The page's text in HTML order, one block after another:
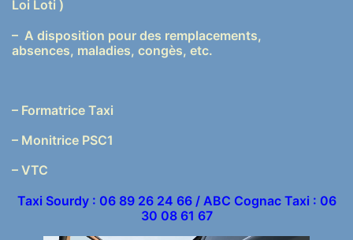
Loi Loti )
– A disposition pour des remplacements,
absences, maladies, congès, etc.
– Formatrice Taxi
– Monitrice PSC1
– VTC
Taxi Sourdy : 06 89 26 24 66 / ABC Cognac Taxi : 06
30 08 61 67